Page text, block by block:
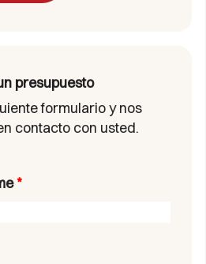
presupuesto
formulario y nos
contacto con usted.
*